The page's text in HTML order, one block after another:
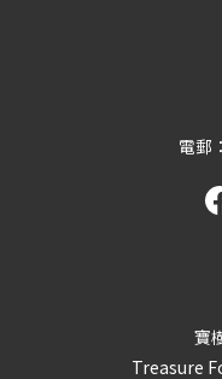
電郵
寶
Treasure